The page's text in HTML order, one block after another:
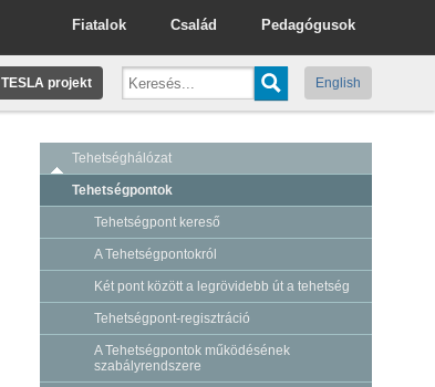
Pedagógusok
Család
Fiatalok
TESLA projekt English
Tehetséghálózat
Tehetségpontok
Tehetségpont kereső
A Tehetségpontokról
Két pont között a legrövidebb út a tehetség
Tehetségpont-regisztráció
A Tehetségpontok működésének
szabályrendszere